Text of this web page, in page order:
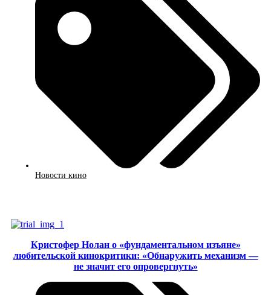
Новости кино
Кристофер Нолан о «фундаментальном изъяне»
любительской кинокритики: «Обнаружить механизм —
не значит его опровергнуть»